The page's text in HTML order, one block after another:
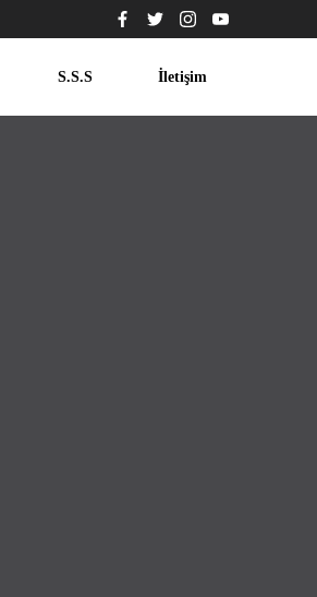
S.S.S İletişim